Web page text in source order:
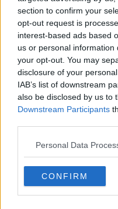
section to confirm your
opt-out request is
interest-based ads based
us or personal
your opt-out. You may
disclosure of your
IAB’s list of downstream
also be disclosed by us to
Downstream Participants
Personal Data
CONFIRM
13,40, dove alcune auto
pubblico locale di Autolinee
allertata la polizia municipale
stato possibile far rimuovere
servizio pubblico di
regolare, ma solo dopo 35
ripercussioni su varie linee di
bloccata in via Nenni e poi
Ripafratta delle 14:00 in
Pontasserchio delle 14:15
sono verificati in via Cuppari,
Nel primo caso attorno alle